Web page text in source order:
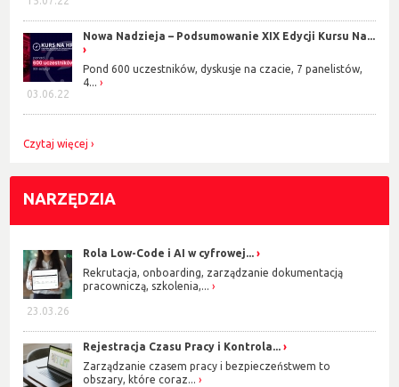
03.06.22
Nowa Nadzieja – Podsumowanie XIX Edycji Kursu Na...
Pond 600 uczestników, dyskusje na czacie, 7 panelistów,
4...
Czytaj więcej
NARZĘDZIA
23.03.26
Rola Low-Code i AI w cyfrowej...
Rekrutacja, onboarding, zarządzanie dokumentacją
pracowniczą, szkolenia,...
Rejestracja Czasu Pracy i Kontrola...
Zarządzanie czasem pracy i bezpieczeństwem to
obszary, które coraz...